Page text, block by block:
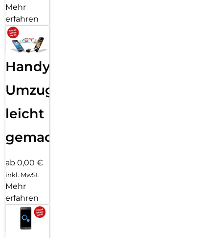
Mehr
erfahren
Handy
Umzug
leicht
gemacht!
ab 0,00 €
inkl. MwSt.
Mehr
erfahren